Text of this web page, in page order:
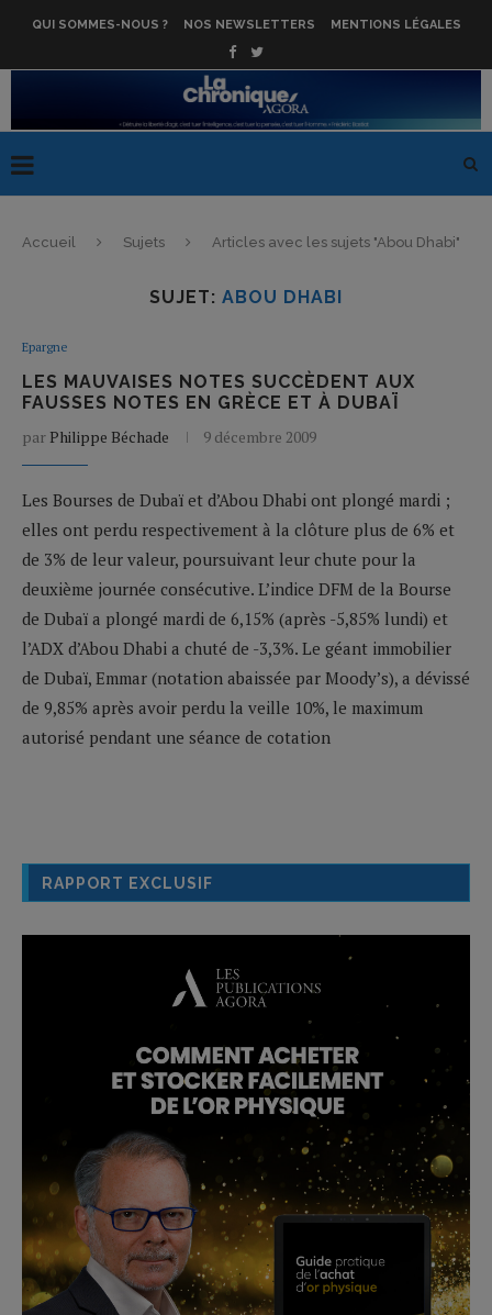
QUI SOMMES-NOUS ? NOS NEWSLETTERS MENTIONS LÉGALES
Accueil Sujets Articles avec les sujets "Abou Dhabi"
SUJET: ABOU DHABI
Epargne
LES MAUVAISES NOTES SUCCÈDENT AUX
FAUSSES NOTES EN GRÈCE ET À DUBAÏ
par Philippe Béchade 9 décembre 2009
Les Bourses de Dubaï et d’Abou Dhabi ont plongé mardi ;
elles ont perdu respectivement à la clôture plus de 6% et
de 3% de leur valeur, poursuivant leur chute pour la
deuxième journée consécutive. L’indice DFM de la Bourse
de Dubaï a plongé mardi de 6,15% (après -5,85% lundi) et
l’ADX d’Abou Dhabi a chuté de -3,3%. Le géant immobilier
de Dubaï, Emmar (notation abaissée par Moody’s), a dévissé
de 9,85% après avoir perdu la veille 10%, le maximum
autorisé pendant une séance de cotation
RAPPORT EXCLUSIF